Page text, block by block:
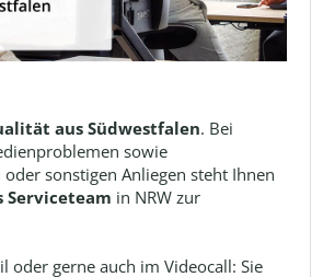
aus Südwestfalen. Bei
sowie
sonstigen Anliegen steht Ihnen
Serviceteam in NRW zur
oder gerne auch im Videocall: Sie